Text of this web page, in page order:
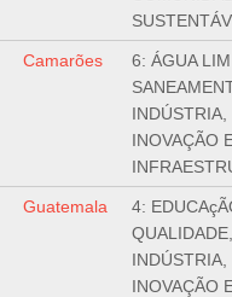
Camarões
6: ÁGUA
INDÚSTRIA,
INOVAÇÃO
Guatemala
4:
INDÚSTRIA,
INOVAÇÃO